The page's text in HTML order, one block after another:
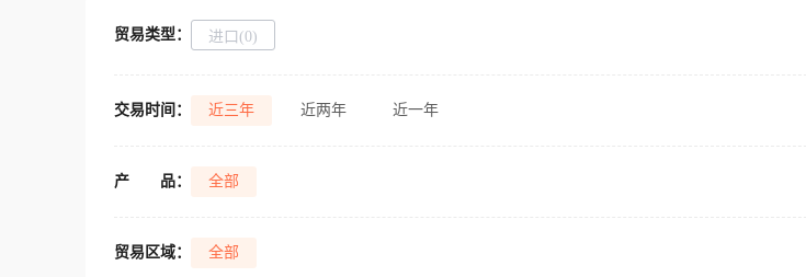
贸易类型： 进口(0)
交易时间： 近三年 近两年 近一年
产 品： 全部
贸易区域： 全部